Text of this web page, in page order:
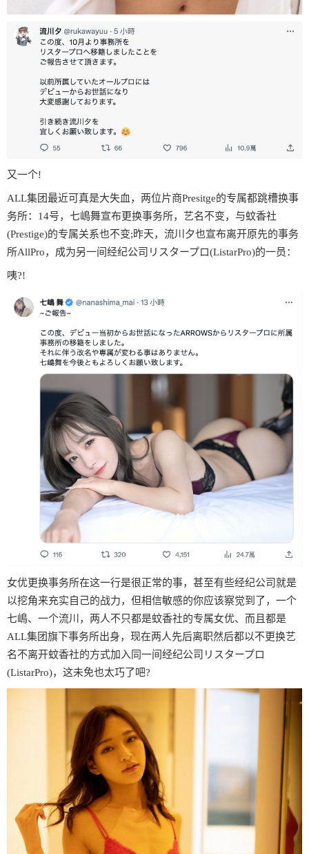
又一个!
ALL集团最近可真是大失血，两位片商Presitge的专属都跳槽换事
务所：14号，七嶋舞宣布更换事务所，艺名不变，与蚊香社
(Prestige)的专属关系也不变;昨天，流川夕也宣布离开原先的事务
所AllPro，成为另一间经纪公司リスタープロ(ListarPro)的一员：
咦?!
女优更换事务所在这一行是很正常的事，甚至有些经纪公司就是
以挖角来充实自己的战力，但相信敏感的你应该察觉到了，一个
七嶋、一个流川，两人不只都是蚊香社的专属女优、而且都是
ALL集团旗下事务所出身，现在两人先后离职然后都以不更换艺
名不离开蚊香社的方式加入同一间经纪公司リスタープロ
(ListarPro)，这未免也太巧了吧?